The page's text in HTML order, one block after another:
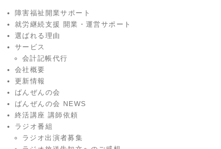
障害福祉開業サポート
就労継続支援 開業・運営サポート
選ばれる理由
サービス
会計記帳代行
会社概要
更新情報
ばんぜんの会
ばんぜんの会 NEWS
終活講座 講師依頼
ラジオ番組
ラジオ出演者募集